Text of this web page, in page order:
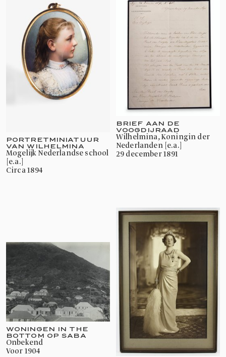
PORTRETMINIATUUR
VAN WILHELMINA
mogelijk Nederlandse school
[e.a.]
circa 1894
BRIEF AAN DE
VOOGDIJRAAD
Wilhelmina, Koningin der
Nederlanden [e.a.]
29 december 1891
WONINGEN IN THE
BOTTOM OP SABA
onbekend
voor 1904